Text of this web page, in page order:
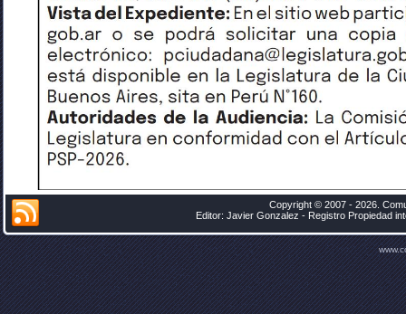
Copyright © 2007 - 2026.
Editor: Javier Gonzalez - Registro Propiedad